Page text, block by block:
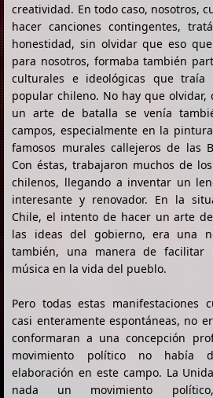
creatividad. En todo caso, nosotros,
hacer canciones contingentes,
honestidad, sin olvidar que eso
para nosotros, formaba también
culturales e ideológicas que traía
popular chileno. No hay que olvidar,
un arte de batalla se venía
campos, especialmente en la
famosos murales callejeros de las
Con éstas, trabajaron muchos de
chilenos, llegando a inventar un
interesante y renovador. En la
Chile, el intento de hacer un arte
las ideas del gobierno, era una
también, una manera de facilitar
música en la vida del pueblo.
Pero todas estas manifestaciones
casi enteramente espontáneas, no
conformaran a una concepción
movimiento político no había
elaboración en este campo. La
nada un movimiento